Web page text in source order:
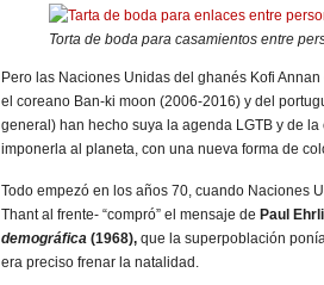
Torta de boda para casamientos entre
Pero las Naciones Unidas del ghanés Kofi
el coreano Ban-ki moon (2006-2016) y del
general) han hecho suya la agenda LGTB y de
imponerla al planeta, con una nueva forma de
Todo empezó en los años 70, cuando Naciones
Thant al frente- “compró” el mensaje de Paul
demográfica (1968), que la superpoblación
era preciso frenar la natalidad.